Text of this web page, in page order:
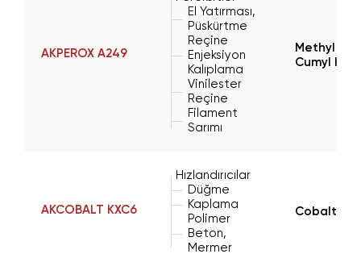
AKPEROX A249
El Yatırması,
Püskürtme
Reçine
Enjeksiyon
Kalıplama
Vinilester
Reçine
Filament
Sarımı
Methyl
Cumyl
AKCOBALT KXC6
Hızlandırıcılar
Düğme
Kaplama
Polimer
Beton,
Mermer
Cobalt(II)